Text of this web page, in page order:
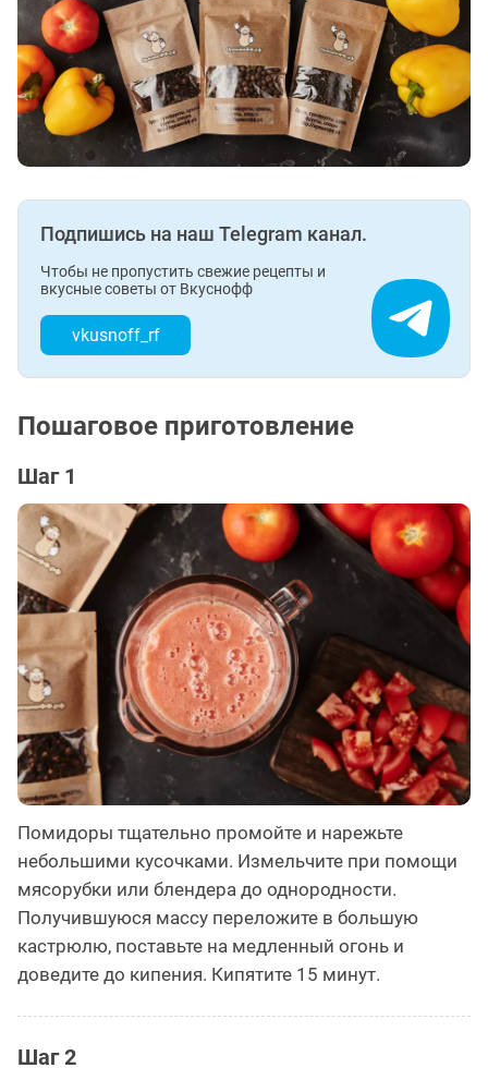
Подпишись на наш Telegram канал.
Чтобы не пропустить свежие рецепты и
вкусные советы от Вкуснофф
vkusnoff_rf
Пошаговое приготовление
Шаг 1
Помидоры тщательно промойте и нарежьте
небольшими кусочками. Измельчите при помощи
мясорубки или блендера до однородности.
Получившуюся массу переложите в большую
кастрюлю, поставьте на медленный огонь и
доведите до кипения. Кипятите 15 минут.
Шаг 2